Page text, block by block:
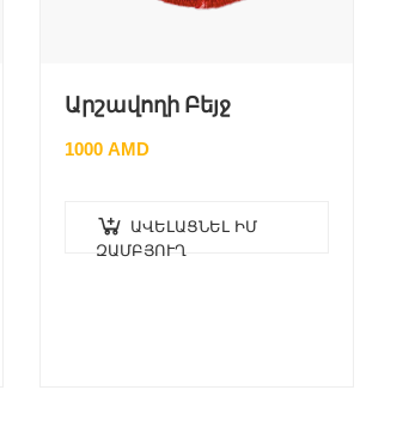
Արշավողի Բեյջ
1000 AMD
ԱՎԵԼԱՑՆԵԼ ԻՄ
ԶԱՄԲՅՈՒՂ